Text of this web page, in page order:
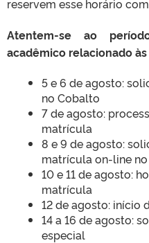
reservem esse horário
Atentem-se ao
acadêmico relacionado
5 e 6 de agosto:
no Cobalto
7 de agosto:
matrícula
8 e 9 de agosto:
matrícula on-line
10 e 11 de agosto:
matrícula
12 de agosto: início
14 a 16 de agosto:
especial